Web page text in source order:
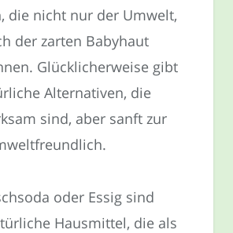
die nicht nur der Umwelt,
der zarten Babyhaut
Glücklicherweise gibt
Alternativen, die
sind, aber sanft zur
oder Essig sind
Hausmittel, die als